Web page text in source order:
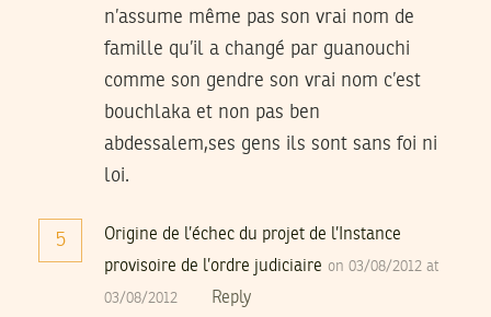
n’assume même pas son vrai nom de
famille qu’il a changé par guanouchi
comme son gendre son vrai nom c’est
bouchlaka et non pas ben
abdessalem,ses gens ils sont sans foi ni
loi.
5
Origine de l’échec du projet de l’Instance
provisoire de l’ordre judiciaire on 03/08/2012 at
03/08/2012 Reply